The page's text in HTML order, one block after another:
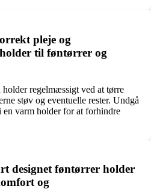
pleje og
til føntørrer og
regelmæssigt ved at tørre
støv og eventuelle rester. Undgå
varm holder for at forhindre
designet føntørrer holder
og